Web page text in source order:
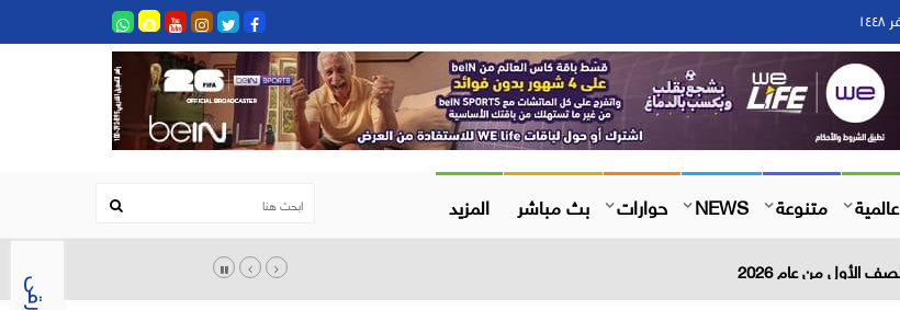
عالمية متنوعة NEWS حوارات بث مباشر المزيد